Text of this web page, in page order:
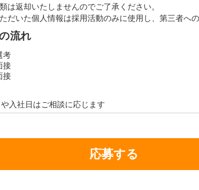
は返却いたしませんのでご了承ください。
だいた個人情報は採用活動のみに使用し、第三者へ
流れ
考
接
接
入社日はご相談に応じます
応募する